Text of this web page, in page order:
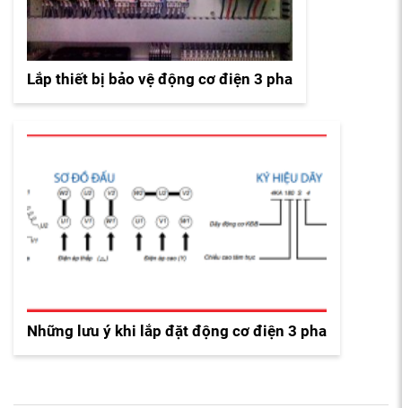
Lắp thiết bị bảo vệ động cơ điện 3 pha
Những lưu ý khi lắp đặt động cơ điện 3 pha